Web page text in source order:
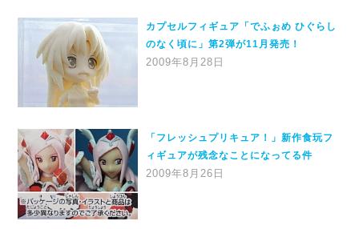
カプセルフィギュア「でふぉめ ひぐらし
のなく頃に」第2弾が11月発売！
2009年8月28日
「フレッシュプリキュア！」新作食玩フ
ィギュアが残念なことになってる件
2009年8月26日